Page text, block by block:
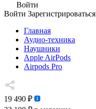
Войти
Войти Зарегистрироваться
Главная
Аудио-техника
Наушники
Apple AirPods
Airpods Pro
19 490 ₽